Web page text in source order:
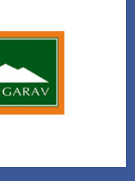
ХХК
том цогцолбор төв